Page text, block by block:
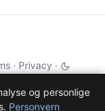
· Privacy ·
og personlige
Personvern